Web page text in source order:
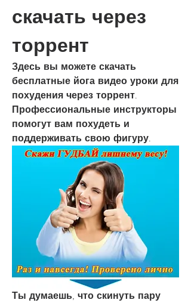
скачать через
торрент
Здесь вы можете скачать
бесплатные йога видео уроки для
похудения через торрент.
Профессиональные инструкторы
помогут вам похудеть и
поддерживать свою фигуру.
Ты думаешь, что скинуть пару